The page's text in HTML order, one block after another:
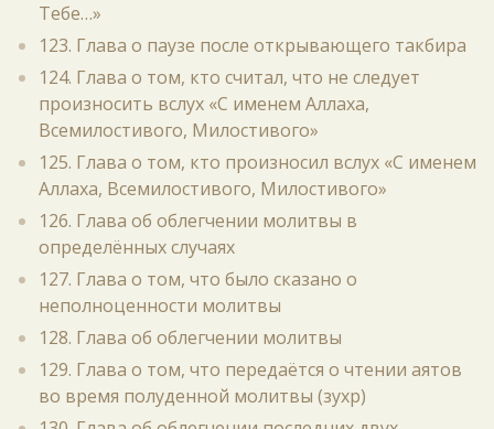
Тебе…»
123. Глава о паузе после открывающего такбира
124. Глава о том, кто считал, что не следует
произносить вслух «С именем Аллаха,
Всемилостивого, Милостивого»
125. Глава о том, кто произносил вслух «С именем
Аллаха, Всемилостивого, Милостивого»
126. Глава об облегчении молитвы в
определённых случаях
127. Глава о том, что было сказано о
неполноценности молитвы
128. Глава об облегчении молитвы
129. Глава о том, что передаётся о чтении аятов
во время полуденной молитвы (зухр)